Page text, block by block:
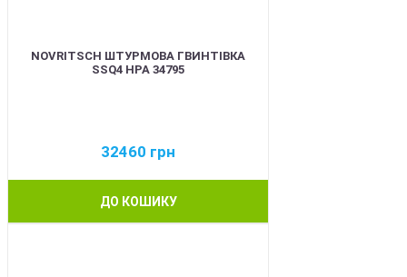
NOVRITSCH ШТУРМОВА ГВИНТІВКА
SSQ4 HPA 34795
32460 грн
ДО КОШИКУ